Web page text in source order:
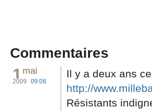
Commentaires
1mai
2009 09:08
Il y a deux ans
http://
Résistants